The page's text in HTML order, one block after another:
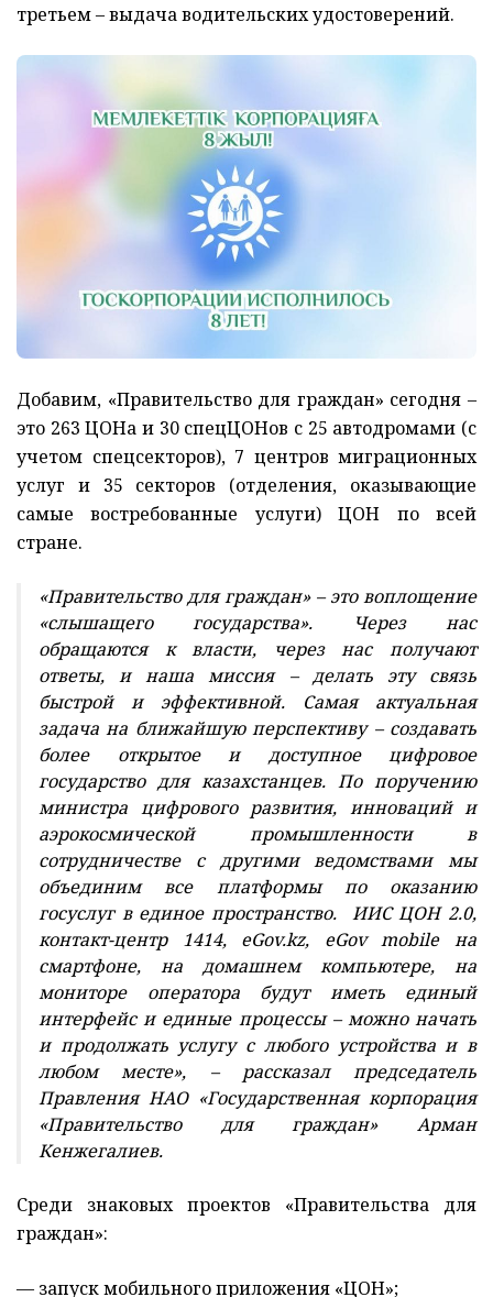
третьем – выдача водительских удостоверений.
Добавим, «Правительство для граждан» сегодня –
это 263 ЦОНа и 30 спецЦОНов с 25 автодромами (с
учетом спецсекторов), 7 центров миграционных
услуг и 35 секторов (отделения, оказывающие
самые востребованные услуги) ЦОН по всей
стране.
«Правительство для граждан» – это воплощение
«слышащего государства». Через нас
обращаются к власти, через нас получают
ответы, и наша миссия – делать эту связь
быстрой и эффективной. Самая актуальная
задача на ближайшую перспективу – создавать
более открытое и доступное цифровое
государство для казахстанцев. По поручению
министра цифрового развития, инноваций и
аэрокосмической промышленности в
сотрудничестве с другими ведомствами мы
объединим все платформы по оказанию
госуслуг в единое пространство. ИИС ЦОН 2.0,
контакт-центр 1414, eGov.kz, eGov mobile на
смартфоне, на домашнем компьютере, на
мониторе оператора будут иметь единый
интерфейс и единые процессы – можно начать
и продолжать услугу с любого устройства и в
любом месте», – рассказал председатель
Правления НАО «Государственная корпорация
«Правительство для граждан» Арман
Кенжегалиев.
Среди знаковых проектов «Правительства для
граждан»:
— запуск мобильного приложения «ЦОН»;